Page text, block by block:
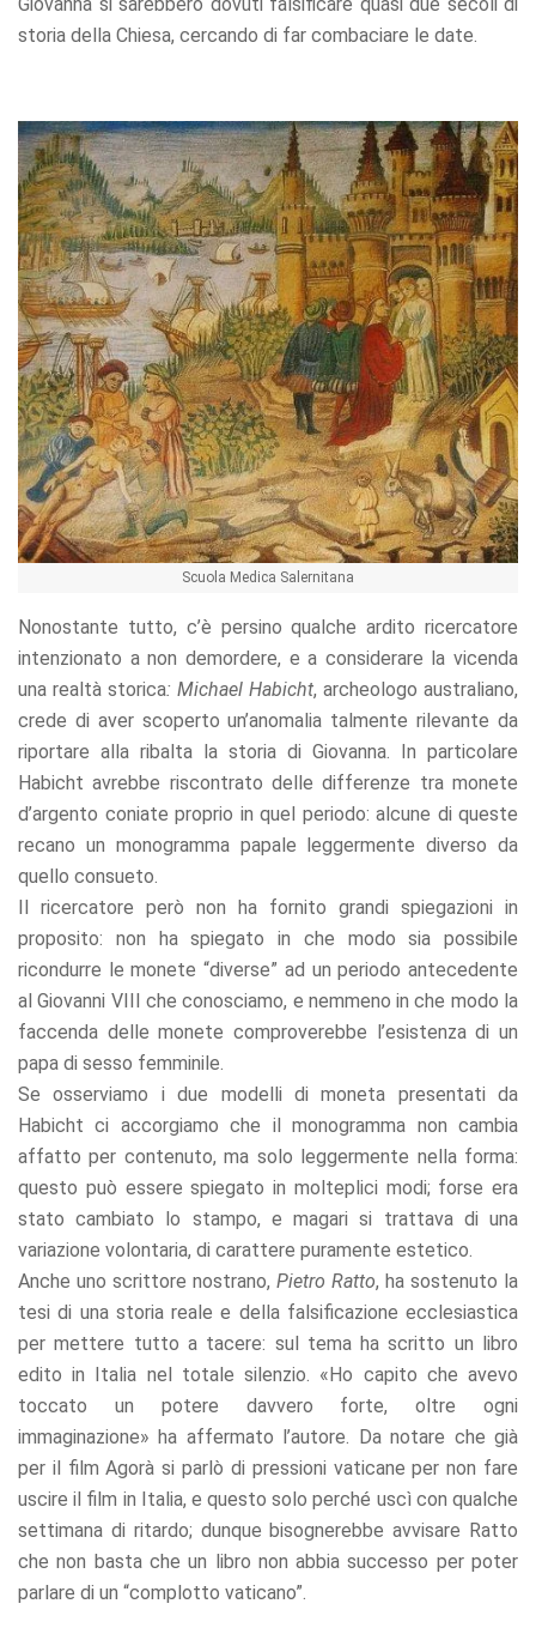
storia della Chiesa, cercando di far combaciare le date.
Scuola Medica Salernitana
Nonostante tutto, c’è persino qualche ardito ricercatore
intenzionato a non demordere, e a considerare la vicenda
una realtà storica: Michael Habicht, archeologo australiano,
crede di aver scoperto un’anomalia talmente rilevante da
riportare alla ribalta la storia di Giovanna. In particolare
Habicht avrebbe riscontrato delle differenze tra monete
d’argento coniate proprio in quel periodo: alcune di queste
recano un monogramma papale leggermente diverso da
quello consueto.
Il ricercatore però non ha fornito grandi spiegazioni in
proposito: non ha spiegato in che modo sia possibile
ricondurre le monete “diverse” ad un periodo antecedente
al Giovanni VIII che conosciamo, e nemmeno in che modo la
faccenda delle monete comproverebbe l’esistenza di un
papa di sesso femminile.
Se osserviamo i due modelli di moneta presentati da
Habicht ci accorgiamo che il monogramma non cambia
affatto per contenuto, ma solo leggermente nella forma:
questo può essere spiegato in molteplici modi; forse era
stato cambiato lo stampo, e magari si trattava di una
variazione volontaria, di carattere puramente estetico.
Anche uno scrittore nostrano, Pietro Ratto, ha sostenuto la
tesi di una storia reale e della falsificazione ecclesiastica
per mettere tutto a tacere: sul tema ha scritto un libro
edito in Italia nel totale silenzio. «Ho capito che avevo
toccato un potere davvero forte, oltre ogni
immaginazione» ha affermato l’autore. Da notare che già
per il film Agorà si parlò di pressioni vaticane per non fare
uscire il film in Italia, e questo solo perché uscì con qualche
settimana di ritardo; dunque bisognerebbe avvisare Ratto
che non basta che un libro non abbia successo per poter
parlare di un “complotto vaticano”.